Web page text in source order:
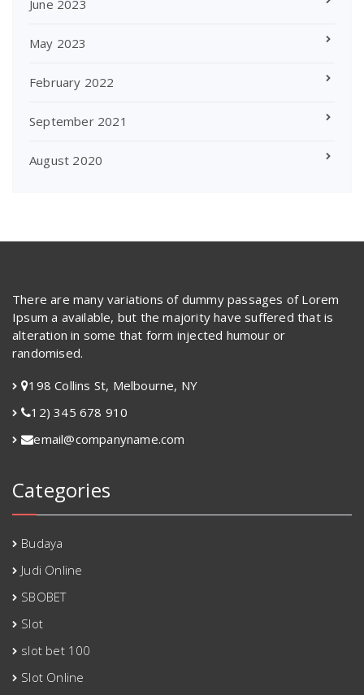
June 2023
May 2023
February 2022
September 2021
August 2020
There are many variations of dummy passages of Lorem
Ipsum a available, but the majority have suffered that is
alteration in some that form injected humour or
randomised.
198 Collins St, Melbourne, NY
12) 345 678 910
email@companyname.com
Categories
Budaya
Judi Online
SBOBET
Slot
slot bet 100
Slot Online